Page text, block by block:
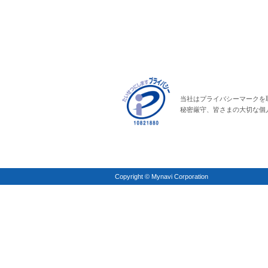
当社はプライバシーマークを
秘密厳守、皆さまの大切な個
Copyright © Mynavi Corporation